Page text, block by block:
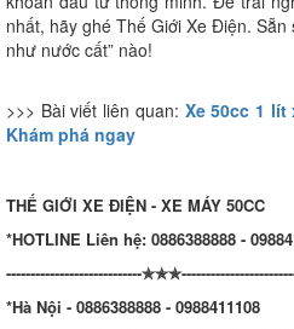
nhất, hãy ghé Thế Giới Xe Điện. Sẵn
như nước cất” nào!
>>> Bài viết liên quan: Xe 50cc 1
Khám phá ngay
THẾ GIỚI XE ĐIỆN - XE MÁY 50CC
*HOTLINE Liên hệ: 0886388888 -
----------------------------
*Hà Nội - 0886388888 - 0988411108